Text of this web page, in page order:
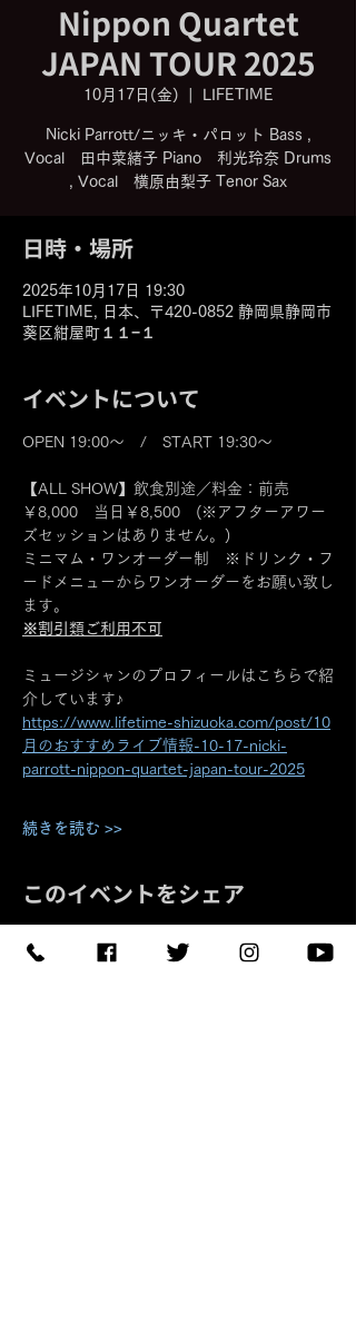
Nippon Quartet
JAPAN TOUR 2025
10月17日(金) LIFETIME
Nicki Parrott/ニッキ・パロット Bass ,
Vocal 田中菜緒子 Piano 利光玲奈 Drums
, Vocal 横原由梨子 Tenor Sax
日時・場所
2025年10月17日 19:30
LIFETIME, 日本、〒420-0852 静岡県静岡市
葵区紺屋町１１−１
イベントについて
OPEN 19:00～　/　START 19:30～
【ALL SHOW】飲食別途／料金：前売
￥8,000　当日￥8,500　(※アフターアワー
ズセッションはありません。)
ミニマム・ワンオーダー制　※ドリンク・フ
ードメニューからワンオーダーをお願い致し
ます。
※割引類ご利用不可
ミュージシャンのプロフィールはこちらで紹
介しています♪
https://www.lifetime-shizuoka.com/post/10
月のおすすめライブ情報-10-17-nicki-
parrott-nippon-quartet-japan-tour-2025
続きを読む >>
このイベントをシェア